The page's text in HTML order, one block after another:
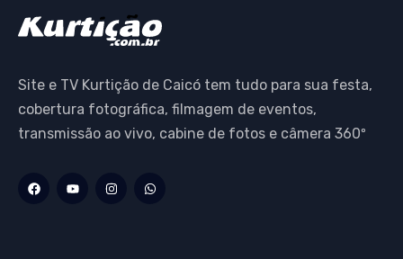
Site e TV Kurtição de Caicó tem tudo para sua festa,
cobertura fotográfica, filmagem de eventos,
transmissão ao vivo, cabine de fotos e câmera 360º